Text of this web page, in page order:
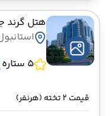
هتل گرند
5 ستاره
قیمت 2 تخته (هرنفر)